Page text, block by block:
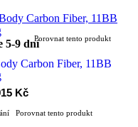
5-9 dníPorovnat tento produkt
Carbon Fiber, 11BB
Kč
Porovnat tento produkt